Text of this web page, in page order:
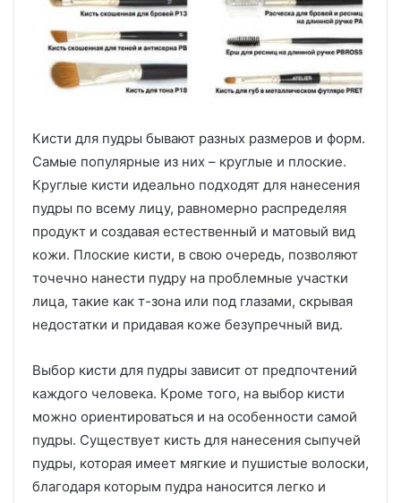
Кисти для пудры бывают разных размеров и форм.
Самые популярные из них – круглые и плоские.
Круглые кисти идеально подходят для нанесения
пудры по всему лицу, равномерно распределяя
продукт и создавая естественный и матовый вид
кожи. Плоские кисти, в свою очередь, позволяют
точечно нанести пудру на проблемные участки
лица, такие как т-зона или под глазами, скрывая
недостатки и придавая коже безупречный вид.
Выбор кисти для пудры зависит от предпочтений
каждого человека. Кроме того, на выбор кисти
можно ориентироваться и на особенности самой
пудры. Существует кисть для нанесения сыпучей
пудры, которая имеет мягкие и пушистые волоски,
благодаря которым пудра наносится легко и